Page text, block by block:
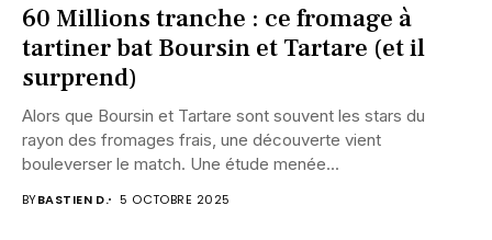
60 Millions tranche : ce fromage à
tartiner bat Boursin et Tartare (et il
surprend)
Alors que Boursin et Tartare sont souvent les stars du
rayon des fromages frais, une découverte vient
bouleverser le match. Une étude menée...
BYBASTIEN D. 5 OCTOBRE 2025